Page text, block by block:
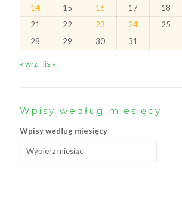
14
15 16 17 18
21
22 23 24 25
28
29 30 31
« wrz lis »
Wpisy według miesięcy
Wpisy według miesięcy